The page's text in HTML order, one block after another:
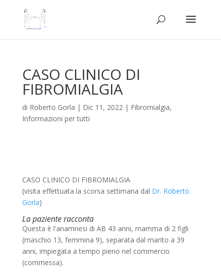
CASO CLINICO DI
FIBROMIALGIA
di Roberto Gorla | Dic 11, 2022| Fibromialgia,
Informazioni per tutti
CASO CLINICO DI FIBROMIALGIA
(visita effettuata la scorsa settimana dal Dr. Roberto
Gorla)
La paziente racconta
Questa è l'anamnesi di AB 43 anni, mamma di 2 figli
(maschio 13, femmina 9), separata dal marito a 39
anni, impiegata a tempo pieno nel commercio
(commessa).